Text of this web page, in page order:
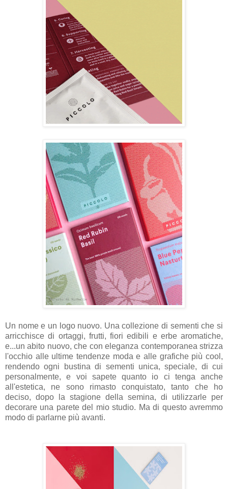
Un nome e un logo nuovo. Una collezione di sementi che si
arricchisce di ortaggi, frutti, fiori edibili e erbe aromatiche,
e...un abito nuovo, che con eleganza contemporanea strizza
l'occhio alle ultime tendenze moda e alle grafiche più cool,
rendendo ogni bustina di sementi unica, speciale, di cui
personalmente, e voi sapete quanto io ci tenga anche
all'estetica, ne sono rimasto conquistato, tanto che ho
deciso, dopo la stagione della semina, di utilizzarle per
decorare una parete del mio studio. Ma di questo avremmo
modo di parlarne più avanti.